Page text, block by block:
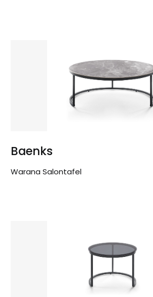
Baenks
Warana Salontafel